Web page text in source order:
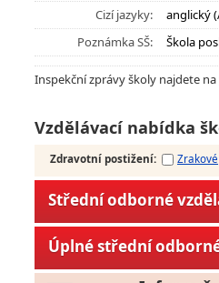
Cizí jazyky:
anglický
Poznámka SŠ:
Škola
Inspekční zprávy školy najdete na
Vzdělávací nabídka
Zdravotní postižení: Zrakové
Střední odborné
Úplné střední